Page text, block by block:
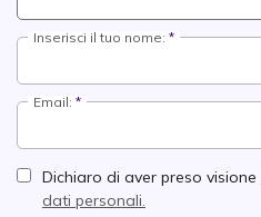
Inserisci il tuo nome:
Email:
Dichiaro di aver preso visione
dati personali.